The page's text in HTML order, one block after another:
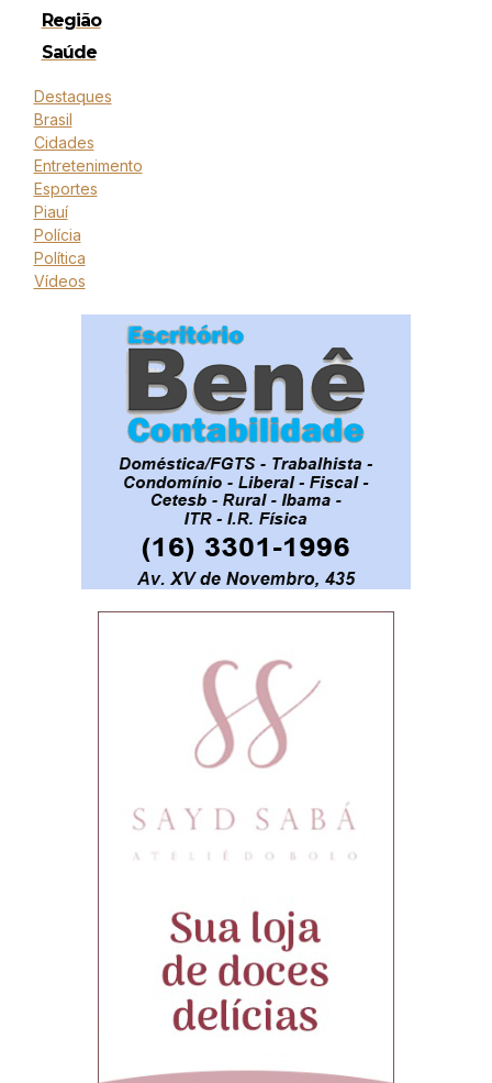
Região
Saúde
Destaques
Brasil
Cidades
Entretenimento
Esportes
Piauí
Polícia
Política
Vídeos